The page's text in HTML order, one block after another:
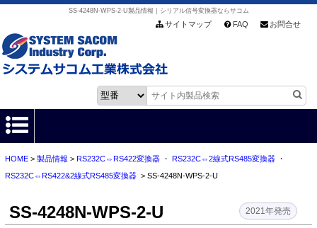
SS-4248N-WPS-2-U製品情報｜シリアル信号変換器ならサコム
サイトマップ FAQ お問合せ
HOME
HOME> 製品情報 > RS232C⇔RS422変換器・ RS232C⇔2線式RS485変換器・
RS232C⇔RS422&2線式RS485変換器> SS-4248N-WPS-2-U
SS-4248N-WPS-2-U 2021年発売